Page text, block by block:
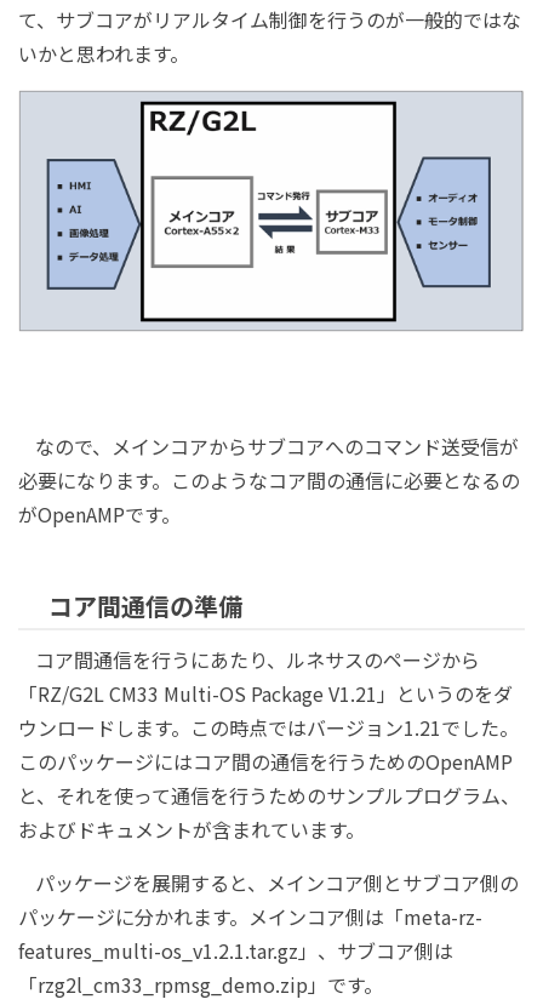
て、サブコアがリアルタイム制御を行うのが一般的ではな
いかと思われます。
なので、メインコアからサブコアへのコマンド送受信が
必要になります。このようなコア間の通信に必要となるの
がOpenAMPです。
コア間通信の準備
コア間通信を行うにあたり、ルネサスのページから
「RZ/G2L CM33 Multi-OS Package V1.21」というのをダ
ウンロードします。この時点ではバージョン1.21でした。
このパッケージにはコア間の通信を行うためのOpenAMP
と、それを使って通信を行うためのサンプルプログラム、
およびドキュメントが含まれています。
パッケージを展開すると、メインコア側とサブコア側の
パッケージに分かれます。メインコア側は「meta-rz-
features_multi-os_v1.2.1.tar.gz」、サブコア側は
「rzg2l_cm33_rpmsg_demo.zip」です。